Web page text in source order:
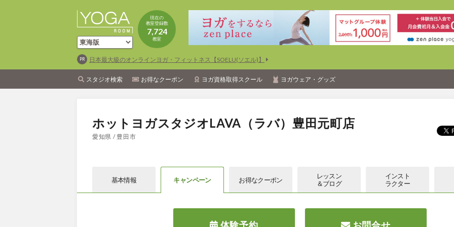
現在の
教室登録数
7,724
教室
日本最大級のオンラインヨガ・フィットネス【SOELU(ソエル)】
スタジオ検索 お得なクーポン ヨガ資格取得スクール ヨガウェア・グッズ
ホットヨガスタジオLAVA（ラバ）豊田元町店
愛知県 / 豊田市
基本情報 キャンペーン お得なクーポン
レッスン
＆ブログ
インスト
ラクター